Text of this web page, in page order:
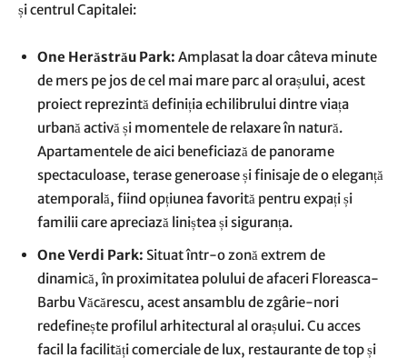
și centrul Capitalei:
One Herăstrău Park: Amplasat la doar câteva minute
de mers pe jos de cel mai mare parc al orașului, acest
proiect reprezintă definiția echilibrului dintre viața
urbană activă și momentele de relaxare în natură.
Apartamentele de aici beneficiază de panorame
spectaculoase, terase generoase și finisaje de o eleganță
atemporală, fiind opțiunea favorită pentru expați și
familii care apreciază liniștea și siguranța.
One Verdi Park: Situat într-o zonă extrem de
dinamică, în proximitatea polului de afaceri Floreasca-
Barbu Văcărescu, acest ansamblu de zgârie-nori
redefinește profilul arhitectural al orașului. Cu acces
facil la facilități comerciale de lux, restaurante de top și